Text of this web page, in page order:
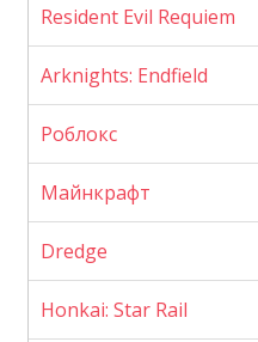
Resident Evil Requiem
Arknights: Endfield
Роблокс
Майнкрафт
Dredge
Honkai: Star Rail